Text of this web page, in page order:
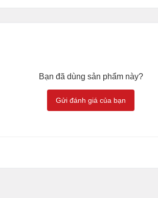
Bạn đã dùng sản phẩm này?
Gửi đánh giá của bạn